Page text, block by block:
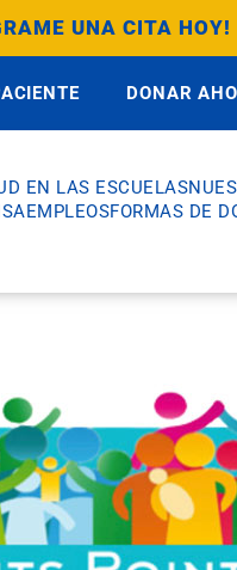
UNA CITA HOY!
DONAR
EN LAS ESCUELAS
EMPLEOSFORMAS DE